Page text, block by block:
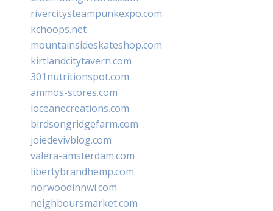
rivercitysteampunkexpo.com
kchoops.net
mountainsideskateshop.com
kirtlandcitytavern.com
301nutritionspot.com
ammos-stores.com
loceanecreations.com
birdsongridgefarm.com
joiedevivblog.com
valera-amsterdam.com
libertybrandhemp.com
norwoodinnwi.com
neighboursmarket.com